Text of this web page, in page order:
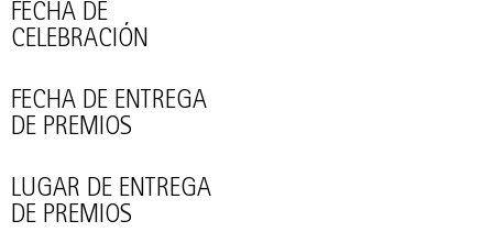
FECHA DE
CELEBRACIÓN
FECHA DE ENTREGA
DE PREMIOS
LUGAR DE ENTREGA
DE PREMIOS